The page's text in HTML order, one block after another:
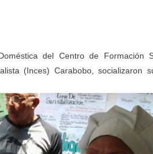
del Centro de Formación
(Inces) Carabobo, socializaron